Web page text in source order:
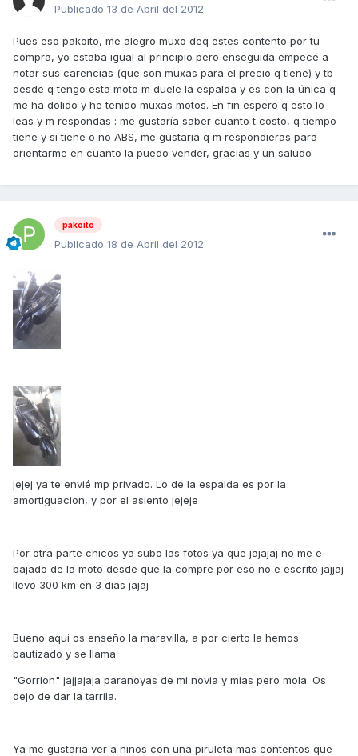
Publicado 13 de Abril del 2012
Pues eso pakoito, me alegro muxo deq estes contento por tu
compra, yo estaba igual al principio pero enseguida empecé a
notar sus carencias (que son muxas para el precio q tiene) y tb
desde q tengo esta moto m duele la espalda y es con la única q
me ha dolido y he tenido muxas motos. En fin espero q esto lo
leas y m respondas : me gustaría saber cuanto t costó, q tiempo
tiene y si tiene o no ABS, me gustaria q m respondieras para
orientarme en cuanto la puedo vender, gracias y un saludo
pakoito
Publicado 18 de Abril del 2012
jejej ya te envié mp privado. Lo de la espalda es por la
amortiguacion, y por el asiento jejeje
Por otra parte chicos ya subo las fotos ya que jajajaj no me e
bajado de la moto desde que la compre por eso no e escrito jajjaj
llevo 300 km en 3 dias jajaj
Bueno aqui os enseño la maravilla, a por cierto la hemos
bautizado y se llama
"Gorrion" jajjajaja paranoyas de mi novia y mias pero mola. Os
dejo de dar la tarrila.
Ya me gustaria ver a niños con una piruleta mas contentos que